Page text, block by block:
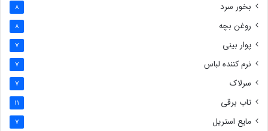
بخور سرد 8
روغن بچه 8
پوار بینی 7
نرم کننده لباس 7
سرلاک 7
تاب برقی 11
مایع استریل 7